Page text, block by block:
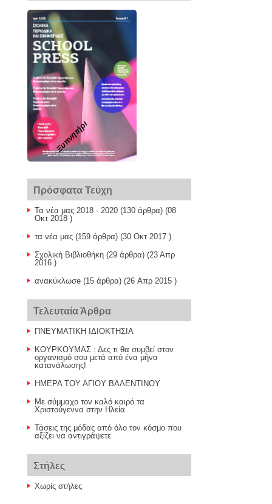
Ξυπνητήρι
Πρόσφατα Τεύχη
Τα νέα μας 2018 - 2020 (130 άρθρα) (08
Οκτ 2018 )
τα νέα μας (159 άρθρα) (30 Οκτ 2017 )
Σχολική Βιβλιοθήκη (29 άρθρα) (23 Απρ
2016 )
ανακύκλωσe (15 άρθρα) (26 Απρ 2015 )
Τελευταία Άρθρα
ΠΝΕΥΜΑΤΙΚΗ ΙΔΙΟΚΤΗΣΙΑ
ΚΟΥΡΚΟΥΜΑΣ : Δες τι θα συμβεί στον
οργανισμό σου μετά από ένα μήνα
κατανάλωσης!
ΗΜΕΡΑ ΤΟΥ ΑΓΙΟΥ ΒΑΛΕΝΤΙΝΟΥ
Με σύμμαχο τον καλό καιρό τα
Χριστούγεννα στην Ηλεία
Τάσεις της μόδας από όλο τον κόσμο που
αξίζει να αντιγράψετε
Στήλες
Χωρίς στήλες